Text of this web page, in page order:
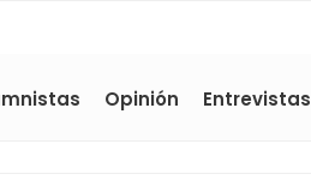
Opinión Entrevistas